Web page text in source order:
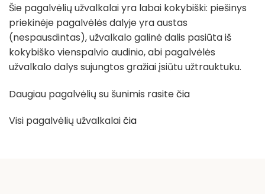
Šie pagalvėlių užvalkalai yra labai kokybiški: piešinys
priekinėje pagalvėlės dalyje yra austas
(nespausdintas), užvalkalo galinė dalis pasiūta iš
kokybiško vienspalvio audinio, abi pagalvėlės
užvalkalo dalys sujungtos gražiai įsiūtu užtrauktuku.
Daugiau pagalvėlių su šunimis rasitečia
Visi pagalvėlių užvalkalaičia